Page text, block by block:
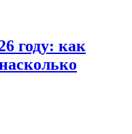
году: как